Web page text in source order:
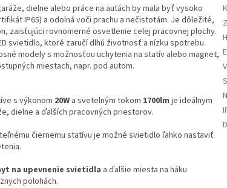
dielne alebo práce na autách by mala byť vysoko
IP65) a odolná voči prachu a nečistotám. Je dôležité,
zaisťujúci rovnomerné osvetlenie celej pracovnej plochy.
svietidlo, ktoré zaručí dlhú životnosť a nízku spotrebu
modely s možnosťou uchytenia na statív alebo magnet,
miestach, napr. pod autom.
s výkonom 20W a svetelným tokom 1700lm je ideálnym
dielne a ďalších pracovných priestorov.
čiernemu statívu je možné svietidlo ľahko nastaviť
na upevnenie svietidla a ďalšie miesta na háku
polohách.